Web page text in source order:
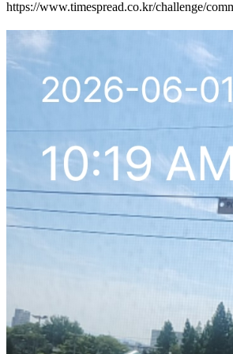
https://www.timespread.co.kr/challenge/